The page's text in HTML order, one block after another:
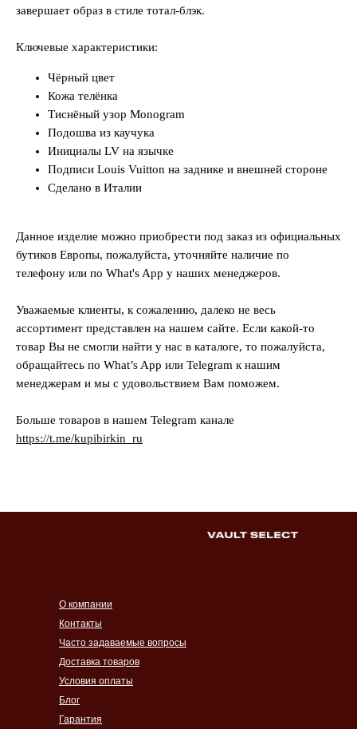
завершает образ в стиле тотал-блэк.
Ключевые характеристики:
Чёрный цвет
Кожа телёнка
Тиснёный узор Monogram
Подошва из каучука
Инициалы LV на язычке
Подписи Louis Vuitton на заднике и внешней стороне
Сделано в Италии
Данное изделие можно приобрести под заказ из официальных
бутиков Европы, пожалуйста, уточняйте наличие по
телефону или по What's App у наших менеджеров.
Уважаемые клиенты, к сожалению, далеко не весь
ассортимент представлен на нашем сайте. Если какой-то
товар Вы не смогли найти у нас в каталоге, то пожалуйста,
обращайтесь по What’s App или Telegram к нашим
менеджерам и мы с удовольствием Вам поможем.
Больше товаров в нашем Telegram канале
https://t.me/kupibirkin_ru
Контакты
Часто задаваемые вопросы
Доставка товаров
Условия оплаты
Гарантия
Блог
О компании